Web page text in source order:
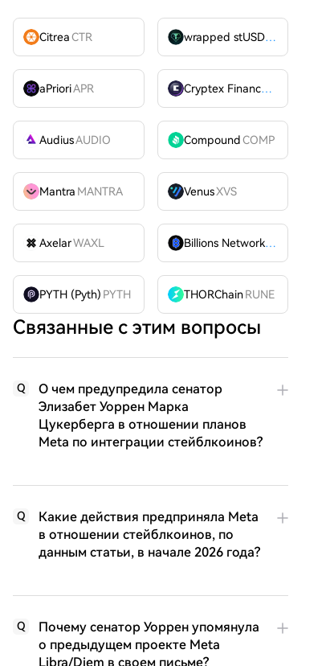
CitreaCTR wrapped stUSDTWSTUSDT
aPrioriAPR Cryptex FinanceCTX
AudiusAUDIO CompoundCOMP
Mantra MANTRA VenusXVS
AxelarWAXL Billions Network
BILL
PYTH (Pyth) PYTH THORChain RUNE
Связанные с этим вопросы
Q
О чем предупредила сенатор
Элизабет Уоррен Марка
Цукерберга в отношении планов
Meta по интеграции стейблкоинов?
Q
Какие действия предприняла Meta
в отношении стейблкоинов, по
данным статьи, в начале 2026 года?
Q
Почему сенатор Уоррен упомянула
о предыдущем проекте Meta
Libra/Diem в своем письме?